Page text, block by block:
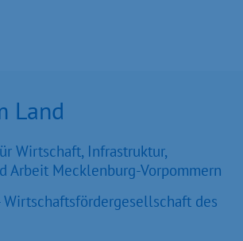
Land
Wirtschaft, Infrastruktur,
Arbeit Mecklenburg-Vorpommern
Wirtschaftsfördergesellschaft des